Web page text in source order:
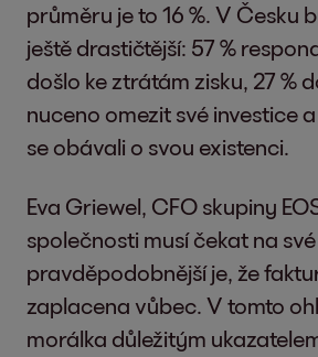
průměru je to 16 %. V Česku
ještě drastičtější: 57 %
došlo ke ztrátám zisku, 27 %
nuceno omezit své investice a
se obávali o svou existenci.
Eva Griewel, CFO skupiny
společnosti musí čekat na
pravděpodobnější je, že
zaplacena vůbec. V tomto
morálka důležitým